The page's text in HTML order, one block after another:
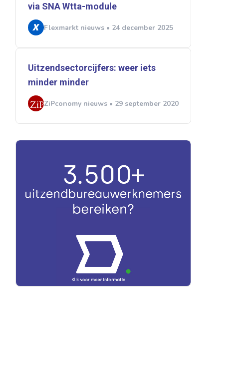
via SNA Wtta-module
Flexmarkt nieuws • 24 december 2025
Uitzendsectorcijfers: weer iets
minder minder
ZiPconomy nieuws • 29 september 2020